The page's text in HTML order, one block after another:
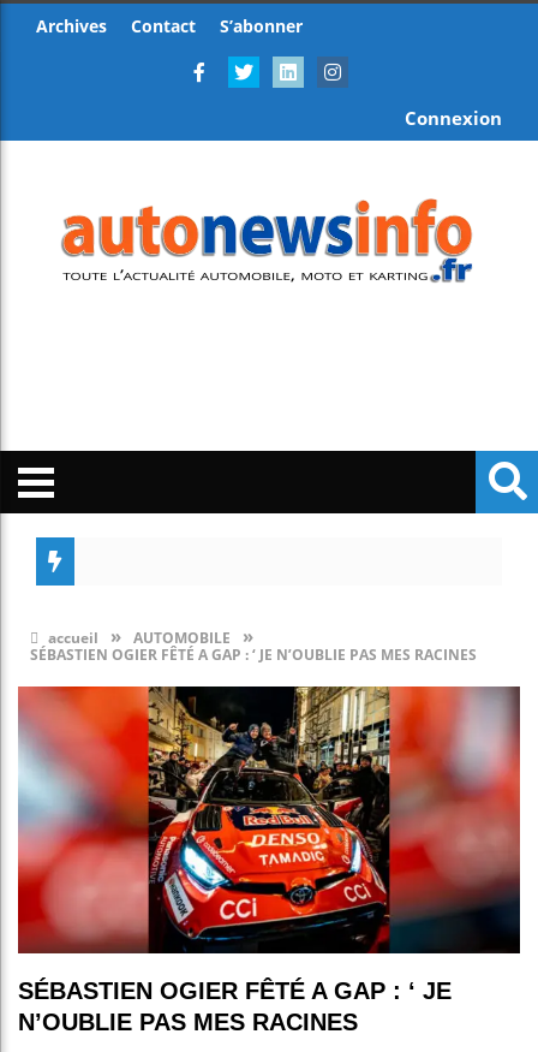
Archives Contact S’abonner
Connexion
accueil » AUTOMOBILE »
SÉBASTIEN OGIER FÊTÉ A GAP : ‘ JE N’OUBLIE PAS MES RACINES
SÉBASTIEN OGIER FÊTÉ A GAP : ‘ JE
N’OUBLIE PAS MES RACINES